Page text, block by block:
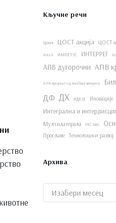
Кључне речи
Цоил ЦОСТ акција ЦОСТ
ИАЕА ИМПЕТУС ИНТЕРРЕГ
АПВ дугорочни АПВ
АПВ пројекат од посебног интереса
ДФ ДХ ИДЕЈЕ Иновације
Интегрална и
Мултилатерала
НС зжс
Прославе Технолошки развој
Архива